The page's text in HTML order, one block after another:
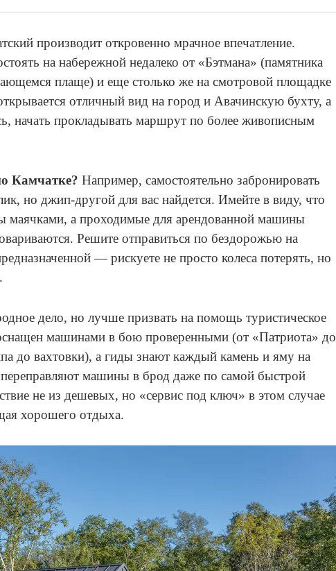
производит откровенно мрачное впечатление.
на набережной недалеко от «Бэтмана» (памятника
плаще) и еще столько же на смотровой площадке
отличный вид на город и Авачинскую бухту, а
начать прокладывать маршрут по более живописным
Камчатке? Например, самостоятельно забронировать
но джип-другой для вас найдется. Имейте в виду, что
маячками, а проходимые для арендованной машины
Решите отправиться по бездорожью на
— рискуете не просто колеса потерять, но
дело, но лучше призвать на помощь туристическое
оснащен машинами в бою проверенными (от «Патриота» до
до вахтовки), а гиды знают каждый камень и яму на
переправляют машины в брод даже по самой быстрой
не из дешевых, но «сервис под ключ» в этом случае
хорошего отдыха.